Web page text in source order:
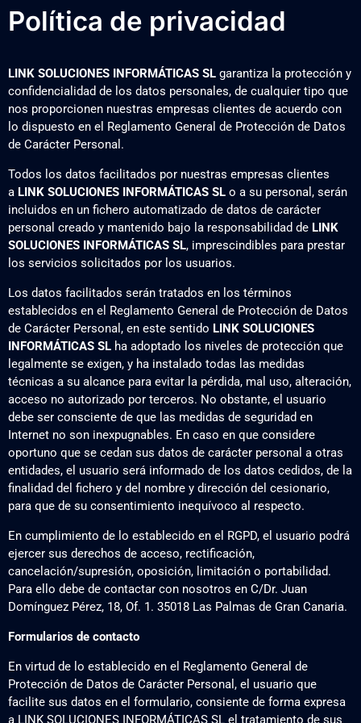
Política de privacidad
LINK SOLUCIONES INFORMÁTICAS SL garantiza la protección y
confidencialidad de los datos personales, de cualquier tipo que
nos proporcionen nuestras empresas clientes de acuerdo con
lo dispuesto en el Reglamento General de Protección de Datos
de Carácter Personal.
Todos los datos facilitados por nuestras empresas clientes
a LINK SOLUCIONES INFORMÁTICAS SL o a su personal, serán
incluidos en un fichero automatizado de datos de carácter
personal creado y mantenido bajo la responsabilidad de LINK
SOLUCIONES INFORMÁTICAS SL, imprescindibles para prestar
los servicios solicitados por los usuarios.
Los datos facilitados serán tratados en los términos
establecidos en el Reglamento General de Protección de Datos
de Carácter Personal, en este sentido LINK SOLUCIONES
INFORMÁTICAS SL ha adoptado los niveles de protección que
legalmente se exigen, y ha instalado todas las medidas
técnicas a su alcance para evitar la pérdida, mal uso, alteración,
acceso no autorizado por terceros. No obstante, el usuario
debe ser consciente de que las medidas de seguridad en
Internet no son inexpugnables. En caso en que considere
oportuno que se cedan sus datos de carácter personal a otras
entidades, el usuario será informado de los datos cedidos, de la
finalidad del fichero y del nombre y dirección del cesionario,
para que de su consentimiento inequívoco al respecto.
En cumplimiento de lo establecido en el RGPD, el usuario podrá
ejercer sus derechos de acceso, rectificación,
cancelación/supresión, oposición, limitación o portabilidad.
Para ello debe de contactar con nosotros en C/Dr. Juan
Domínguez Pérez, 18, Of. 1. 35018 Las Palmas de Gran Canaria.
Formularios de contacto
En virtud de lo establecido en el Reglamento General de
Protección de Datos de Carácter Personal, el usuario que
facilite sus datos en el formulario, consiente de forma expresa
a LINK SOLUCIONES INFORMÁTICAS SL el tratamiento de sus